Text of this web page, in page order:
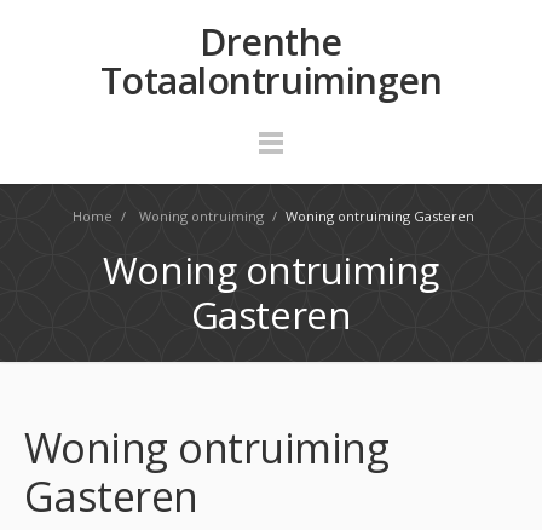
Drenthe
Totaalontruimingen
Home / Woning ontruiming / Woning ontruiming Gasteren
Woning ontruiming
Gasteren
Woning ontruiming
Gasteren